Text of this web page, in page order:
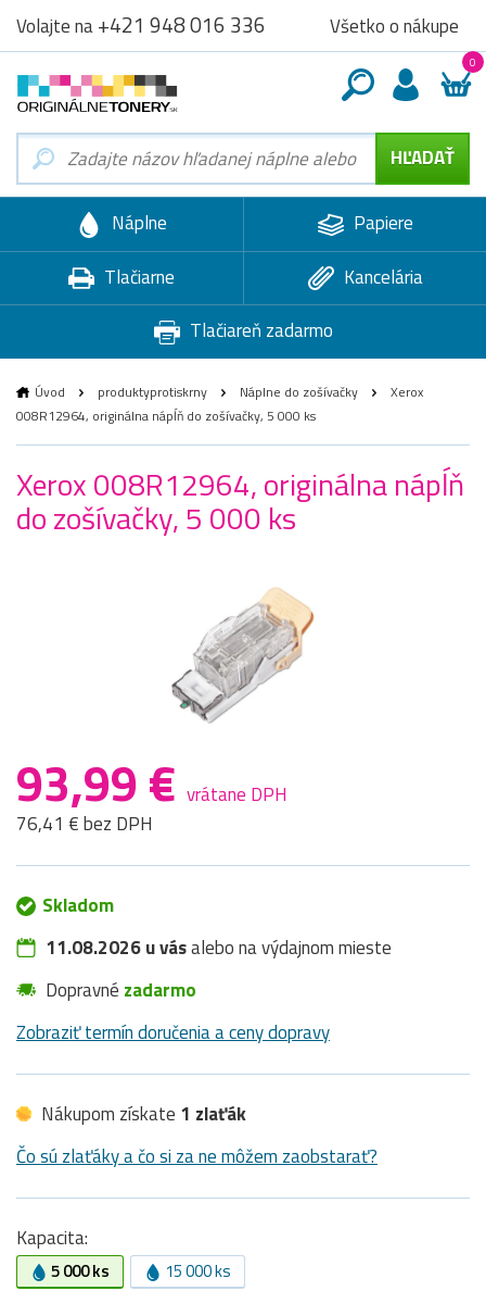
Volajte na+421 948 016 336 Všetko o nákupe
0
Náplne
Papiere
Tlačiarne
Kancelária
Tlačiareň zadarmo
Úvod produktyprotiskrny Náplne do zošívačky
Xerox
008R12964, originálna nápĺň do zošívačky, 5 000 ks
Xerox 008R12964, originálna nápĺň
do zošívačky, 5 000 ks
93,99 € vrátane DPH
76,41 € bez DPH
Skladom
11.08.2026 u vásalebo na výdajnom mieste
Dopravné zadarmo
Zobraziť termín doručenia a ceny dopravy
Nákupom získate 1 zlaťák
Čo sú zlaťáky a čo si za ne môžem zaobstarať?
Kapacita:
5 000 ks 15 000 ks